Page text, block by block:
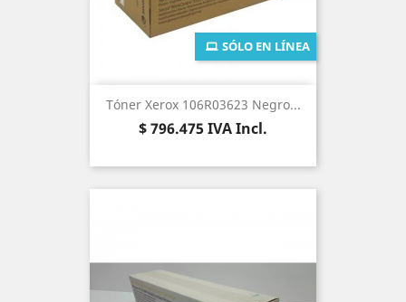
Tóner Xerox 106R03623 Negro...
Precio
$ 796.475IVA Incl.
SÓLO EN LÍNEA